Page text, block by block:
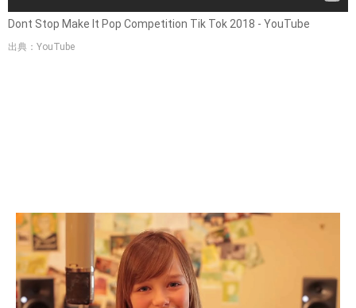
Dont Stop Make It Pop Competition Tik Tok 2018 - YouTube
出典：YouTube